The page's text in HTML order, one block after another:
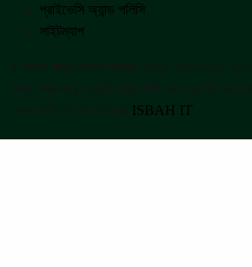
প্রাইভেসি অ্যান্ড পলিসি
সাইটম্যাপ
ISBAH IT